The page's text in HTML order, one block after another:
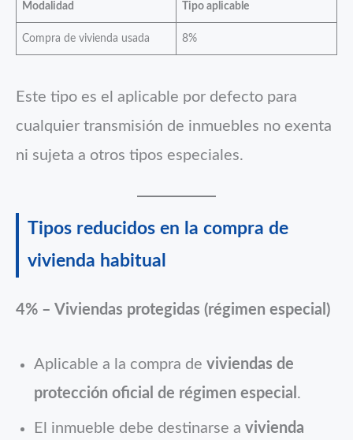
Modalidad Tipo aplicable
Compra de vivienda usada 8%
Este tipo es el aplicable por defecto para
cualquier transmisión de inmuebles no exenta
ni sujeta a otros tipos especiales.
Tipos reducidos en la compra de
vivienda habitual
4% – Viviendas protegidas (régimen especial)
Aplicable a la compra de viviendas de
protección oficial de régimen especial .
El inmueble debe destinarse a vivienda